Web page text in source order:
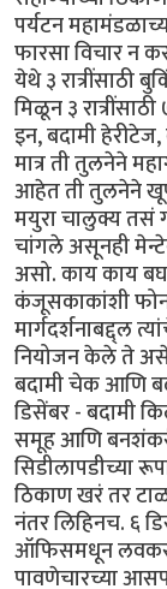
पर्यटन
फारसा विचार न
येथे ३ रात्रींसाठी
मिळून ३
इन, बदामी
मात्र ती तुलनेने
आहेत ती तुलनेने
मयुरा चालुक्य तसं
चांगले असूनही
असो. काय काय
कंजूसकाकांशी
मार्गदर्शनाबद्द्ल
नियोजन केले ते
बदामी चेक आणि
डिसेंबर - बदामी
समूह आणि
सिडीलापडीच्या
ठिकाण खरं तर
नंतर लिहिनच. ६
ऑफिसमधून
पावणेचारच्या